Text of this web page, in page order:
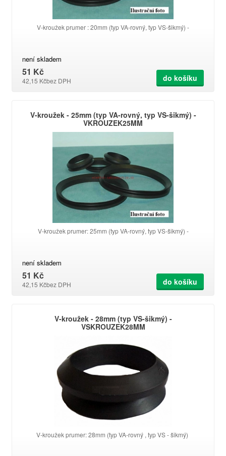
V-kroužek prumer : 20mm (typ VA-rovný, typ VS-šikmý) -
není skladem
51 Kč
42,15 Kčbez DPH do košíku
V-kroužek - 25mm (typ VA-rovný, typ VS-šikmý) -
VKROUZEK25MM
V-kroužek prumer: 25mm (typ VA-rovný, typ VS-šikmý) -
není skladem
51 Kč
42,15 Kčbez DPH do košíku
V-kroužek - 28mm (typ VS-šikmý) -
VSKROUZEK28MM
V-kroužek prumer: 28mm (typ VA-rovný , typ VS - šikmý)